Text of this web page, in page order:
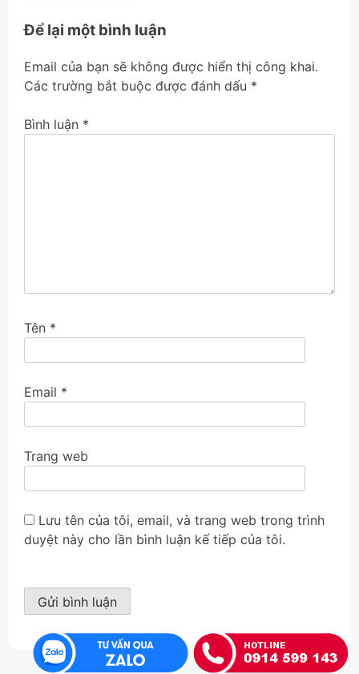
Để lại một bình luận
Email của bạn sẽ không được hiển thị công khai.
Các trường bắt buộc được đánh dấu *
Bình luận *
Tên *
Email *
Trang web
Lưu tên của tôi, email, và trang web trong trình
duyệt này cho lần bình luận kế tiếp của tôi.